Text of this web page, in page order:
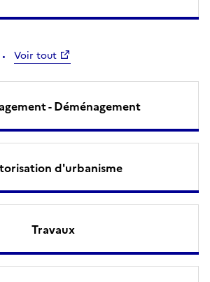
Voir tout
- Déménagement
d'urbanisme
Travaux